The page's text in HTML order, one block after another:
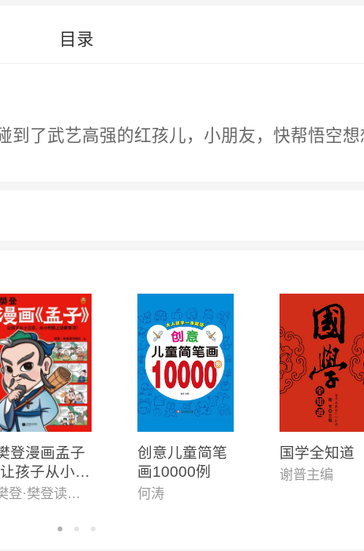
目录
了武艺高强的红孩儿，小朋友，快帮悟空想
登漫画孟子
孩子从小立
,从小积极上
漫画还原孟子
樊登·樊登读书团队
创意儿童简笔
画10000例
何涛
国学全知道
谢普主编